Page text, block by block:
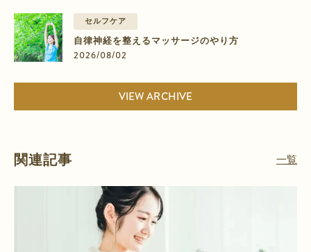
セルフケア
自律神経を整えるマッサージのやり方
2026/08/02
VIEW ARCHIVE
関連記事 一覧